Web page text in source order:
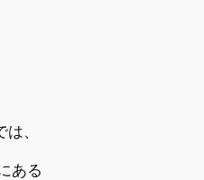
、
ある